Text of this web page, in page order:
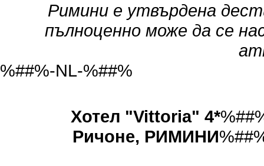
Римини е утвърдена
пълноценно може да се
%##%-NL-%##%
Хотел "Vittoria" 4*
Ричоне, РИМИНИ